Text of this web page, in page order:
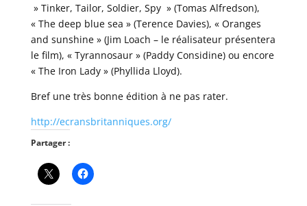
» Tinker, Tailor, Soldier, Spy » (Tomas Alfredson),
« The deep blue sea » (Terence Davies), « Oranges
and sunshine » (Jim Loach – le réalisateur présentera
le film), « Tyrannosaur » (Paddy Considine) ou encore
« The Iron Lady » (Phyllida Lloyd).
Bref une très bonne édition à ne pas rater.
http://ecransbritanniques.org/
Partager :